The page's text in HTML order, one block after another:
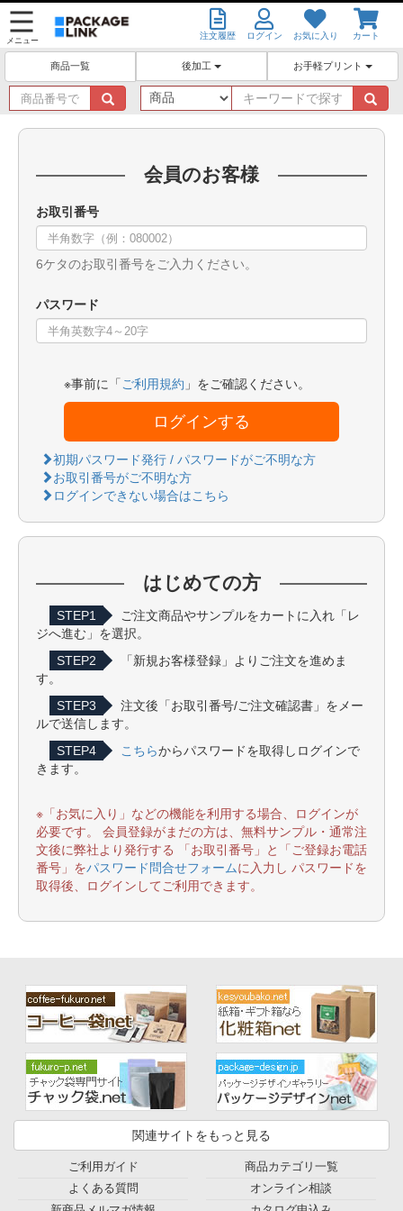
メニュー 注文履歴 ログイン お気に入り カート
商品一覧 後加工 お手軽プリント
商
品
番
キ
ー
ワ
会員のお客様
お取引番号
6ケタのお取引番号をご入力ください。
パスワード
※事前に「 ご利用規約 」をご確認ください。
ログインする
初期パスワード発行 / パスワードがご不明な方
お取引番号がご不明な方
ログインできない場合はこちら
はじめての方
STEP1
ご注文商品やサンプルをカートに入れ「レ
ジへ進む」を選択。
STEP2
「新規お客様登録」よりご注文を進めま
す。
STEP3
注文後「お取引番号/ご注文確認書」をメー
ルで送信します。
STEP4
こちらからパスワードを取得しログインで
きます。
※「お気に入り」などの機能を利用する場合、ログインが
必要です。 会員登録がまだの方は、無料サンプル・通常注
文後に弊社より発行する 「お取引番号」と「ご登録お電話
番号」をパスワード問合せフォームに入力し パスワードを
取得後、ログインしてご利用できます。
関連サイトをもっと見る
ご利用ガイド
よくある質問
商品カテゴリ一覧
オンライン相談